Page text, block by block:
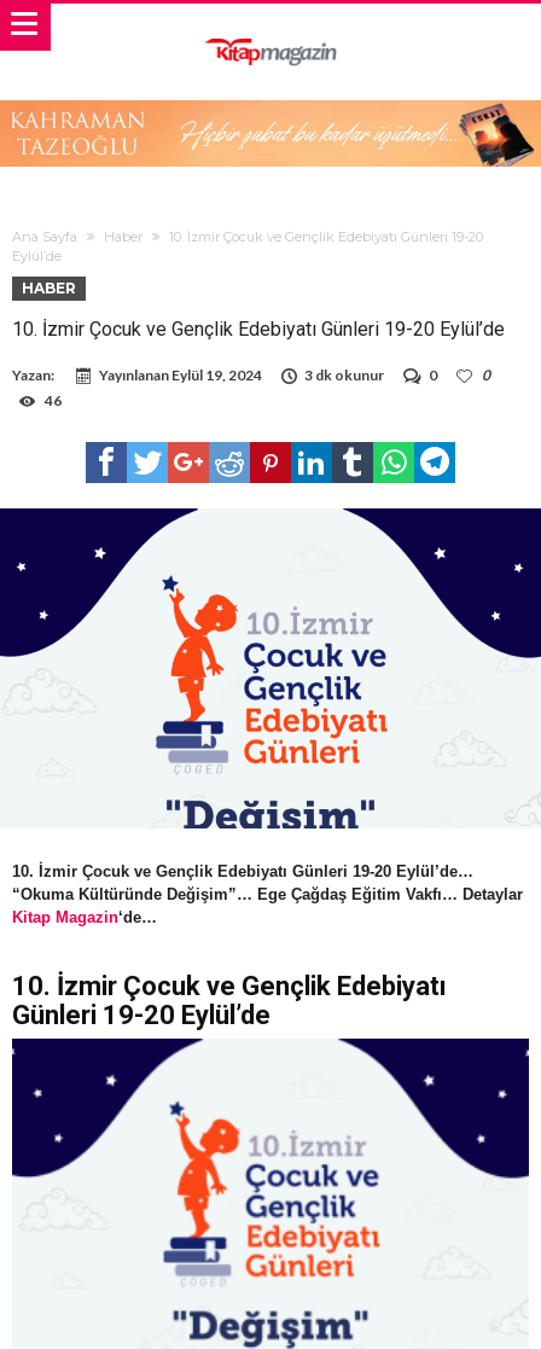
Ana Sayfa Haber
10. İzmir Çocuk ve Gençlik Edebiyatı Günleri 19-20
Eylül’de
HABER
10. İzmir Çocuk ve Gençlik Edebiyatı Günleri 19-20 Eylül’de
Yazan: Yayınlanan Eylül 19, 2024 3 dk okunur 0
0
46
10. İzmir Çocuk ve Gençlik Edebiyatı Günleri 19-20 Eylül’de…
“Okuma Kültüründe Değişim”… Ege Çağdaş Eğitim Vakfı… Detaylar
Kitap Magazin‘de…
10. İzmir Çocuk ve Gençlik Edebiyatı
Günleri 19-20 Eylül’de